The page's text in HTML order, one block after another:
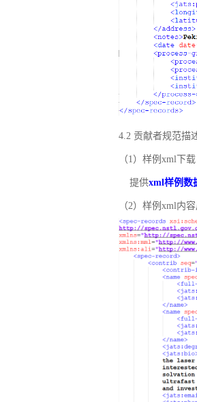
4.2 贡献者规范描
（1）样例xml下载
提供xml样例数
（2）样例xml内